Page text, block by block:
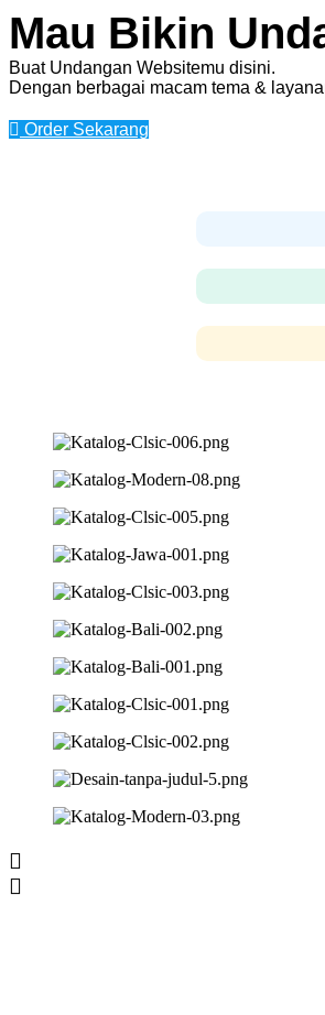
Mau Bikin
Buat Undangan Websitemu disini.
Dengan berbagai macam tema &
Order Sekarang